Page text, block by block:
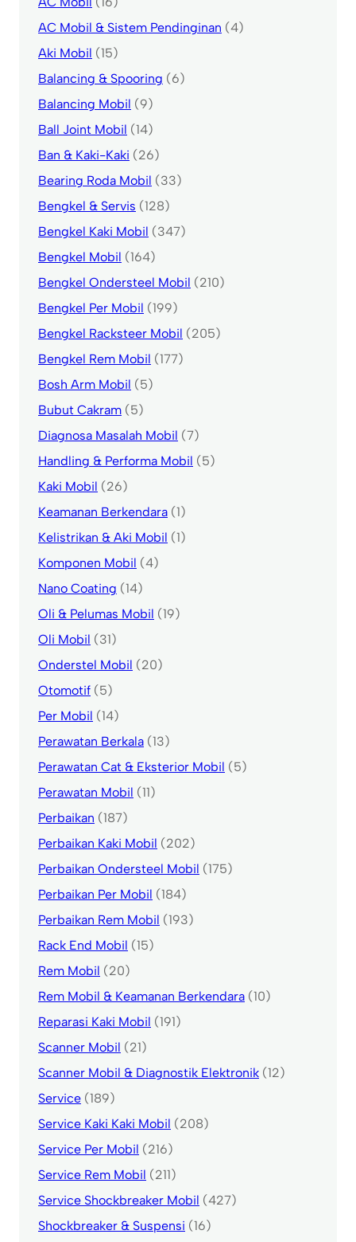
AC Mobil & Sistem Pendinginan (4)
Aki Mobil (15)
Balancing & Spooring (6)
Balancing Mobil (9)
Ball Joint Mobil (14)
Ban & Kaki-Kaki (26)
Bearing Roda Mobil (33)
Bengkel & Servis (128)
Bengkel Kaki Mobil (347)
Bengkel Mobil (164)
Bengkel Ondersteel Mobil (210)
Bengkel Per Mobil (199)
Bengkel Racksteer Mobil (205)
Bengkel Rem Mobil (177)
Bosh Arm Mobil (5)
Bubut Cakram (5)
Diagnosa Masalah Mobil (7)
Handling & Performa Mobil (5)
Kaki Mobil (26)
Keamanan Berkendara (1)
Kelistrikan & Aki Mobil (1)
Komponen Mobil (4)
Nano Coating (14)
Oli & Pelumas Mobil (19)
Oli Mobil (31)
Onderstel Mobil (20)
Otomotif (5)
Per Mobil (14)
Perawatan Berkala (13)
Perawatan Cat & Eksterior Mobil (5)
Perawatan Mobil (11)
Perbaikan (187)
Perbaikan Kaki Mobil (202)
Perbaikan Ondersteel Mobil (175)
Perbaikan Per Mobil (184)
Perbaikan Rem Mobil (193)
Rack End Mobil (15)
Rem Mobil (20)
Rem Mobil & Keamanan Berkendara (10)
Reparasi Kaki Mobil (191)
Scanner Mobil (21)
Scanner Mobil & Diagnostik Elektronik (12)
Service (189)
Service Kaki Kaki Mobil (208)
Service Per Mobil (216)
Service Rem Mobil (211)
Service Shockbreaker Mobil (427)
Shockbreaker & Suspensi (16)